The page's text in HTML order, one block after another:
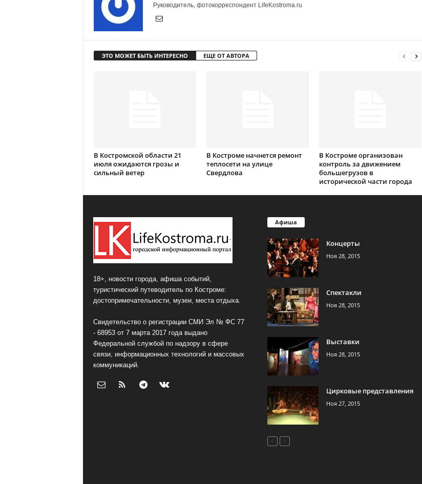
Руководитель, фотокорреспондент LifeKostroma.ru
ЭТО МОЖЕТ БЫТЬ ИНТЕРЕСНО ЕЩЕ ОТ АВТОРА
В Костромской области 21
июля ожидаются грозы и
сильный ветер
В Костроме начнется ремонт
теплосети на улице
Свердлова
В Костроме организован
контроль за движением
большегрузов в
исторической части города
18+, новости города, афиша событий,
туристический путеводитель по Костроме:
достопримечательности, музеи, места отдыха.
Свидетельство о регистрации СМИ Эл № ФС 77
- 68953 от 7 марта 2017 года выдано
Федеральной службой по надзору в сфере
связи, информационных технологий и массовых
коммуникаций.
Афиша
Концерты
Ноя 28, 2015
Спектакли
Ноя 28, 2015
Выставки
Ноя 28, 2015
Цирковые представления
Ноя 27, 2015